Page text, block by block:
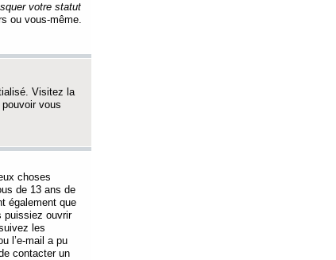
votre statut
ou vous-même.
Visitez la
vous
choses
de 13 ans de
également que
puissiez ouvrir
les
l’e-mail a pu
contacter un